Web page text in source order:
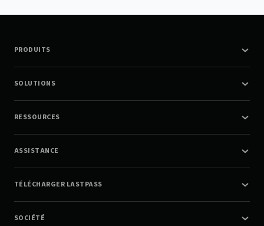
PRODUITS
SOLUTIONS
RESSOURCES
ASSISTANCE
TÉLÉCHARGER LASTPASS
SOCIÉTÉ